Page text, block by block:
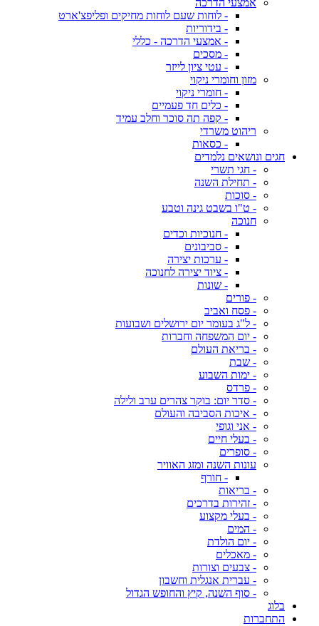
אמצעי הדרכה
- לוחות שעם לוחות מחיקים ופליפצ'ארט
- בידוריות
- אמצעי הדרכה - כללי
- מסכים
- עטי ציון לייזר
מזון וחומרי ניקוי
- חומרי ניקוי
- כלים חד פעמיים
- קפה תה סוכר וחלב עמיד
ריהוט משרדי
- כסאות
חגים ונושאים נלמדים
- חגי תשרי
- תחילת השנה
- סוכות
- ט"ו בשבט גינה וטבע
חנוכה
- חנוכיות וכדים
- סביבונים
- ערכות יצירה
- ציוד יצירה לחנוכה
- שונות
- פורים
- פסח ואביב
- ל"ג בעומר יום ירושלים ושבועות
- יום המשפחה וחברות
- בריאת העולם
- שבת
- ימות השבוע
- פרדס
- סדר יום: בוקר צהרים ערב ולילה
- איכות הסביבה והעולם
- אני וגופי
- בעלי חיים
- סופרים
עונות השנה ומזג האוויר
- חורף
- בריאות
- זהירות בדרכים
- בעלי מקצוע
- המים
- יום הולדת
- מאכלים
- צבעים וצורות
- עברית אנגלית וחשבון
- סוף השנה, קיץ והחופש הגדול
בלוג
התחברות